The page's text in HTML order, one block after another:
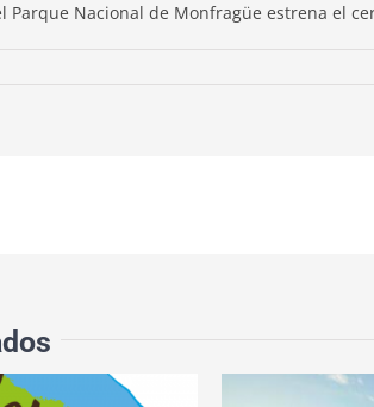
Parque Nacional de Monfragüe estrena el